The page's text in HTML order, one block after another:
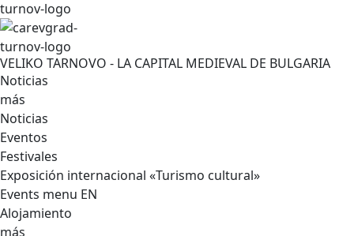
VELIKO TARNOVO - LA CAPITAL MEDIEVAL DE BULGARIA
Noticias
más
Noticias
Eventos
Festivales
Exposición internacional «Turismo cultural»
Events menu EN
Alojamiento
más